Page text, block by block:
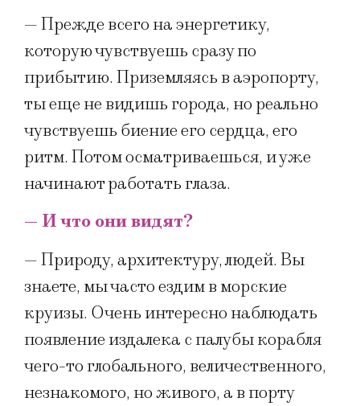
— Прежде всего на энергетику,
которую чувствуешь сразу по
прибытию. Приземляясь в аэропорту,
ты еще не видишь города, но реально
чувствуешь биение его сердца, его
ритм. Потом осматриваешься, и уже
начинают работать глаза.
— И что они видят?
— Природу, архитектуру, людей. Вы
знаете, мы часто ездим в морские
круизы. Очень интересно наблюдать
появление издалека с палубы корабля
чего-то глобального, величественного,
незнакомого, но живого, а в порту